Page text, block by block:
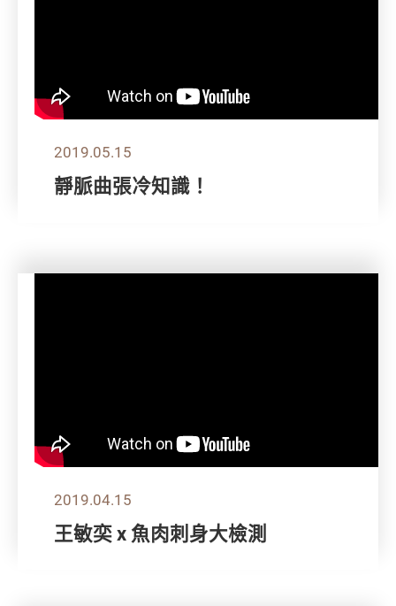
2019.05.15
靜脈曲張冷知識！
2019.04.15
王敏奕 x 魚肉刺身大檢測